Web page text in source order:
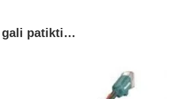
gali patikti…